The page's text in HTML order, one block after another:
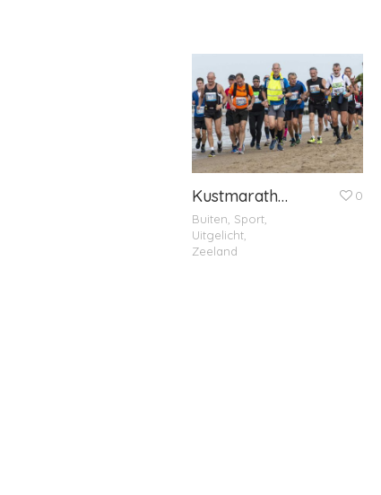
0
Kustmarathon 2019
Buiten Sport
Uitgelicht
Zeeland